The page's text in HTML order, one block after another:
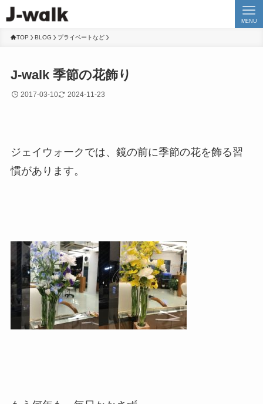
MENU
TOP BLOG プライベートなど
J-walk 季節の花飾り
2017-03-10 2024-11-23
ジェイウォークでは、鏡の前に季節の花を飾る習
慣があります。